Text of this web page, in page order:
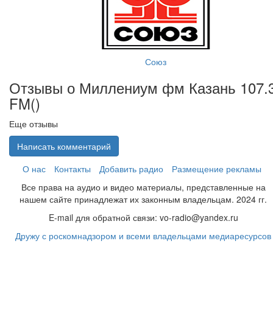
Союз
Отзывы о Миллениум фм Казань
FM()
Еще отзывы
Написать комментарий
О нас
Контакты Добавить радио
Размещение рекламы
Все права на аудио и видео материалы, представленные на
нашем сайте принадлежат их законным владельцам. 2024 гг.
E-mail для обратной связи: vo-radio@yandex.ru
Дружу с роскомнадзором и всеми владельцами медиаресурсов